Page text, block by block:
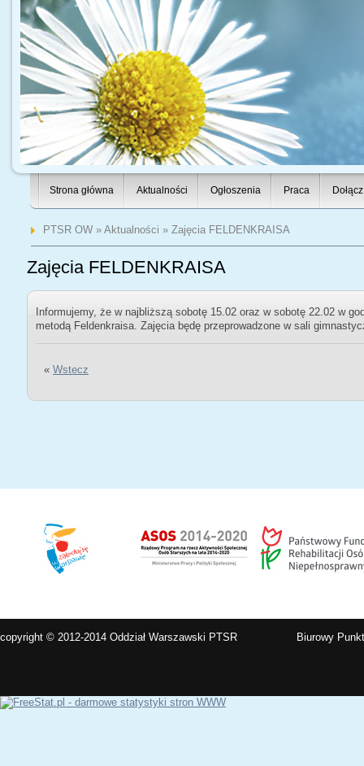
Strona główna Aktualności Ogłoszenia Praca
PTSR OW» Aktualności » Zajęcia FELDENKRAISA
Zajęcia FELDENKRAISA
Informujemy, że w najbliższą sobotę 15.02 oraz w sobotę 22.02 w
metodą Feldenkraisa. Zajęcia będę przeprowadzone w sali
« Wstecz
copyright © 2012-2014 Oddział Warszawski PTSR Biurowy